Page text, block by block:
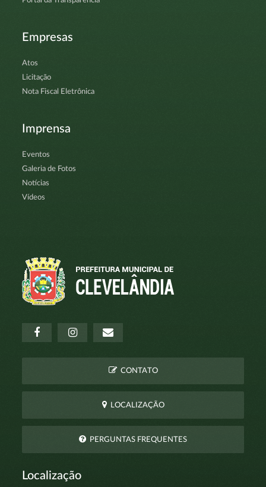
Empresas
Atos
Licitação
Nota Fiscal Eletrônica
Imprensa
Eventos
Galeria de Fotos
Notícias
Vídeos
CONTATO
LOCALIZAÇÃO
PERGUNTAS FREQUENTES
Localização